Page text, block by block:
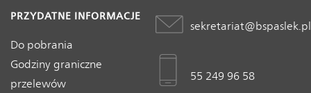
PRZYDATNE INFORMACJE
Do pobrania
Godziny graniczne
przelewów
sekretariat@bspaslek.pl
55 249 96 58